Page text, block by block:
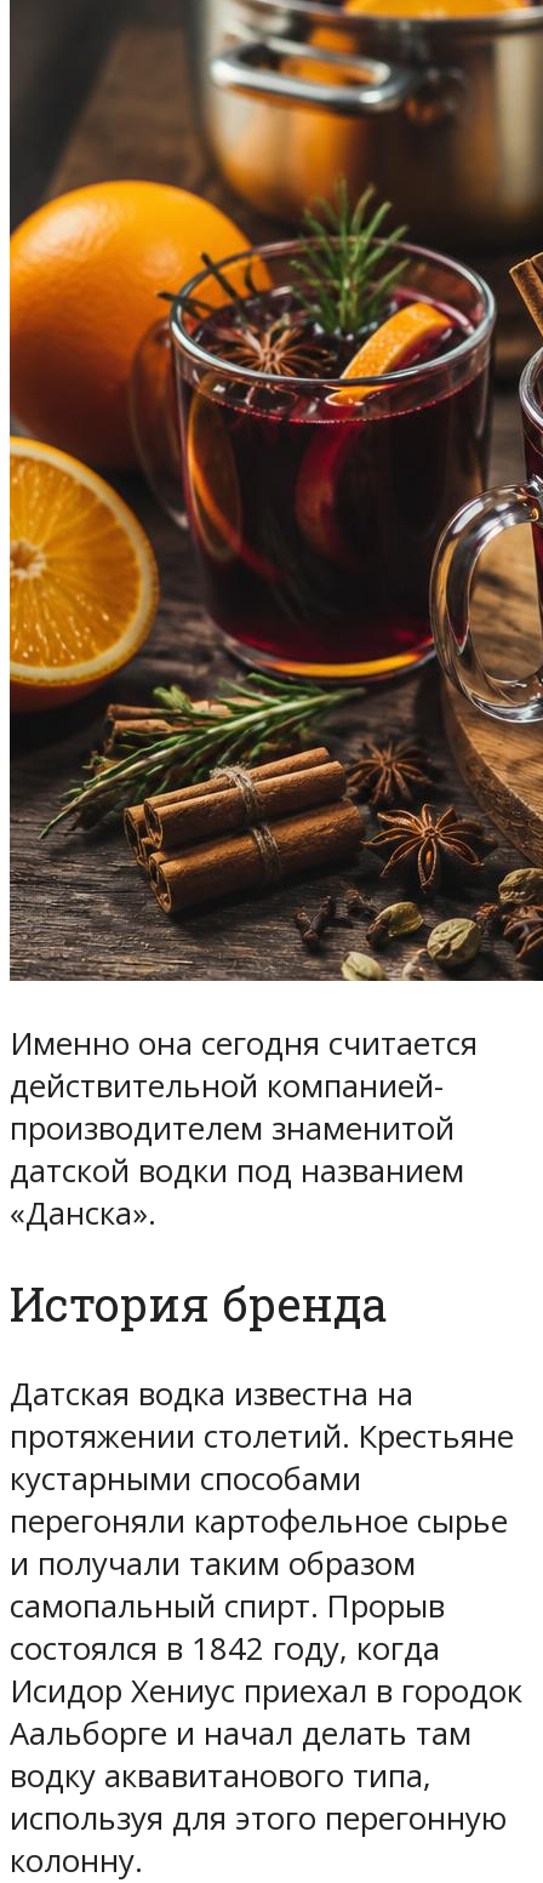
Именно она сегодня считается
действительной компанией-
производителем знаменитой
датской водки под названием
«Данска».
История бренда
Датская водка известна на
протяжении столетий. Крестьяне
кустарными способами
перегоняли картофельное сырье
и получали таким образом
самопальный спирт. Прорыв
состоялся в 1842 году, когда
Исидор Хениус приехал в городок
Аальборге и начал делать там
водку аквавитанового типа,
используя для этого перегонную
колонну.